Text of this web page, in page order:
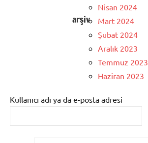
arşiv
Nisan 2024
Mart 2024
Şubat 2024
Aralık 2023
Temmuz 2023
Haziran 2023
Kullanıcı adı ya da e-posta adresi